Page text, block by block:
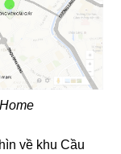
về khu Cầu